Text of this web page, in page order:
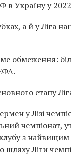
в Україну у
а й уЛіга
обмеження:
етапу
у Лізі
чемпіонат,
з
шляху Ліги